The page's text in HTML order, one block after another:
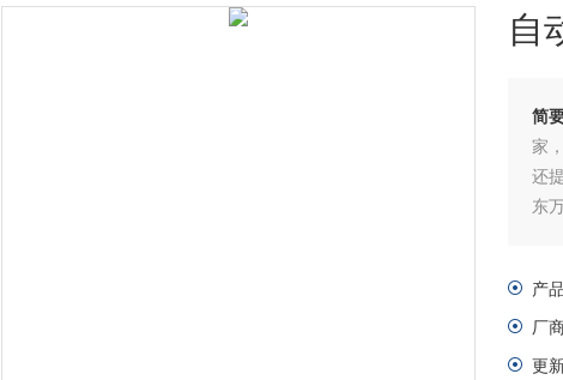
自
简
家
还
东
产
厂
更